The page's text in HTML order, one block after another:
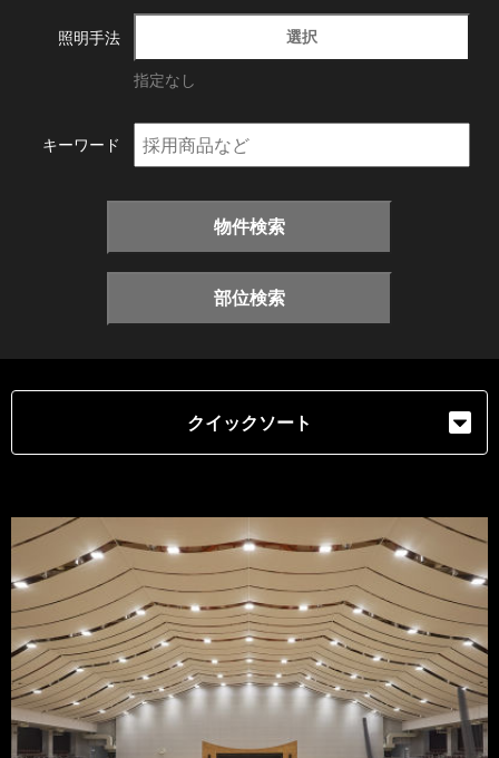
照明手法 選択
指定なし
キーワード
物件検索
部位検索
クイックソート